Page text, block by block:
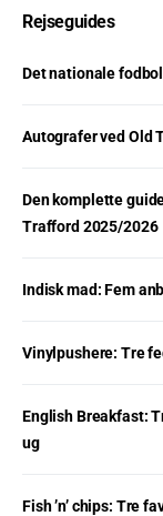
Rejseguides
Det nationale
Autografer ved Old
Den komplette
Trafford 2025/2026
Indisk mad: Fem
Vinylpushere: Tre
English Breakfast:
ug
Fish ’n’ chips: Tre